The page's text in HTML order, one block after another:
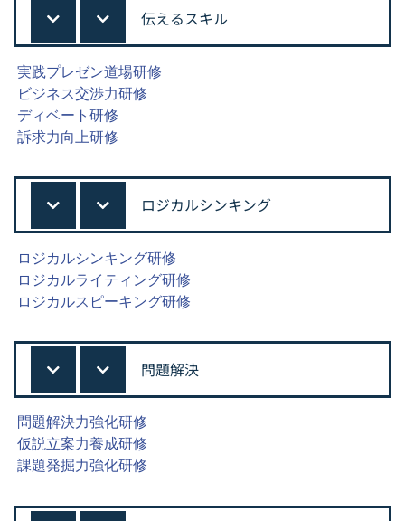
伝えるスキル
実践プレゼン道場研修
ビジネス交渉力研修
ディベート研修
訴求力向上研修
ロジカルシンキング
ロジカルシンキング研修
ロジカルライティング研修
ロジカルスピーキング研修
問題解決
問題解決力強化研修
仮説立案力養成研修
課題発掘力強化研修